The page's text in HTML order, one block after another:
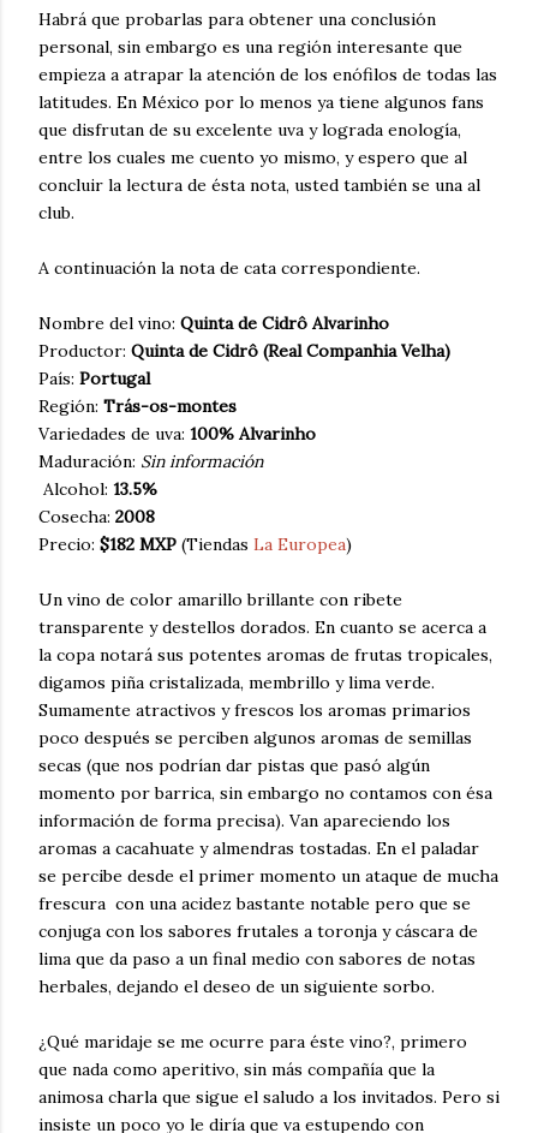
Habrá que probarlas para obtener una conclusión
personal, sin embargo es una región interesante que
empieza a atrapar la atención de los enófilos de todas las
latitudes. En México por lo menos ya tiene algunos fans
que disfrutan de su excelente uva y lograda enología,
entre los cuales me cuento yo mismo, y espero que al
concluir la lectura de ésta nota, usted también se una al
club.
A continuación la nota de cata correspondiente.
Nombre del vino: Quinta de Cidrô Alvarinho
Productor: Quinta de Cidrô (Real Companhia Velha)
País: Portugal
Región: Trás-os-montes
Variedades de uva: 100% Alvarinho
Maduración: Sin información
Alcohol: 13.5%
Cosecha: 2008
Precio: $182 MXP (Tiendas La Europea)
Un vino de color amarillo brillante con ribete
transparente y destellos dorados. En cuanto se acerca a
la copa notará sus potentes aromas de frutas tropicales,
digamos piña cristalizada, membrillo y lima verde.
Sumamente atractivos y frescos los aromas primarios
poco después se perciben algunos aromas de semillas
secas (que nos podrían dar pistas que pasó algún
momento por barrica, sin embargo no contamos con ésa
información de forma precisa). Van apareciendo los
aromas a cacahuate y almendras tostadas. En el paladar
se percibe desde el primer momento un ataque de mucha
frescura con una acidez bastante notable pero que se
conjuga con los sabores frutales a toronja y cáscara de
lima que da paso a un final medio con sabores de notas
herbales, dejando el deseo de un siguiente sorbo.
¿Qué maridaje se me ocurre para éste vino?, primero
que nada como aperitivo, sin más compañía que la
animosa charla que sigue el saludo a los invitados. Pero si
insiste un poco yo le diría que va estupendo con